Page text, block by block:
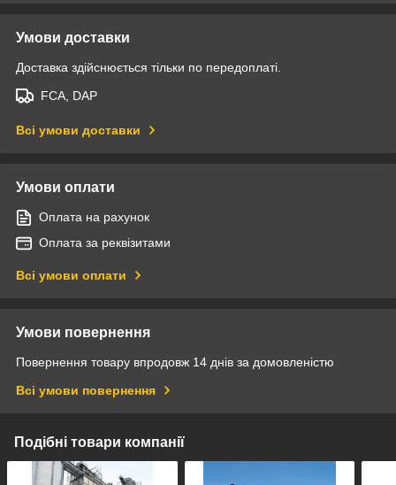
Умови доставки
Доставка здійснюється тільки по передоплаті.
FCA, DAP
Всі умови доставки
Умови оплати
Оплата на рахунок
Оплата за реквізитами
Всі умови оплати
Умови повернення
Повернення товару впродовж 14 днів за домовленістю
Всі умови повернення
Подібні товари компанії